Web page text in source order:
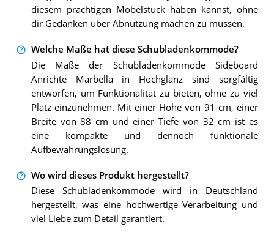
diesem prächtigen Möbelstück haben kannst, ohne
dir Gedanken über Abnutzung machen zu müssen.
Welche Maße hat diese Schubladenkommode?
Die Maße der Schubladenkommode Sideboard
Anrichte Marbella in Hochglanz sind sorgfältig
entworfen, um Funktionalität zu bieten, ohne zu viel
Platz einzunehmen. Mit einer Höhe von 91 cm, einer
Breite von 88 cm und einer Tiefe von 32 cm ist es
eine kompakte und dennoch funktionale
Aufbewahrungslösung.
Wo wird dieses Produkt hergestellt?
Diese Schubladenkommode wird in Deutschland
hergestellt, was eine hochwertige Verarbeitung und
viel Liebe zum Detail garantiert.